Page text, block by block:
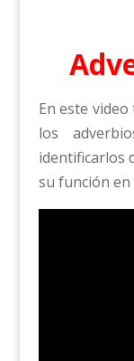
En este
los
identificarlos
su función en